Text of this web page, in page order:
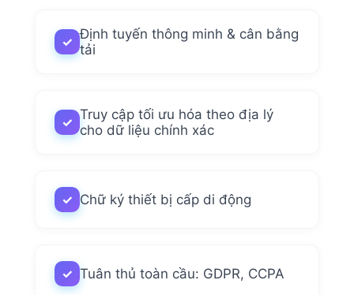
✓ Định tuyến thông minh & cân bằng
tải
✓ Truy cập tối ưu hóa theo địa lý
cho dữ liệu chính xác
✓ Chữ ký thiết bị cấp di động
✓ Tuân thủ toàn cầu: GDPR, CCPA